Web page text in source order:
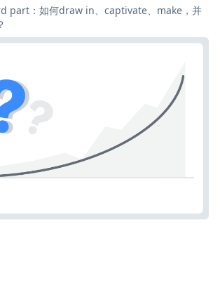
part：如何draw in、captivate、make，并